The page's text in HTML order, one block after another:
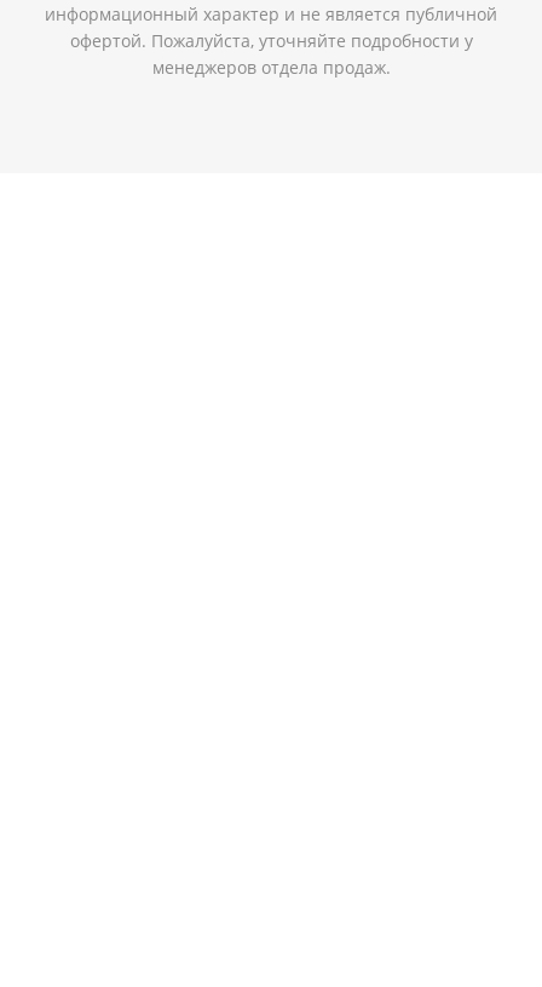
информационный характер и не является публичной
офертой. Пожалуйста, уточняйте подробности у
менеджеров отдела продаж.